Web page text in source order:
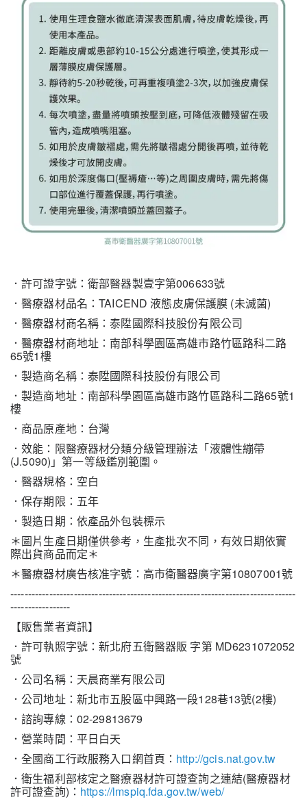
．許可證字號：衛部醫器製壹字第006633號
．醫療器材品名：TAICEND 液態皮膚保護膜 (未滅菌)
．醫療器材商名稱：泰陞國際科技股份有限公司
．醫療器材商地址：南部科學園區高雄市路竹區路科二路
65號1樓
．製造商名稱：泰陞國際科技股份有限公司
．製造商地址：南部科學園區高雄市路竹區路科二路65號1
樓
．商品原產地：台灣
．效能：限醫療器材分類分級管理辦法「液體性繃帶
(J.5090)」第一等級鑑別範圍。
．醫器規格：空白
．保存期限：五年
．製造日期：依產品外包裝標示
＊圖片生產日期僅供參考，生產批次不同，有效日期依實
際出貨商品而定＊
＊醫療器材廣告核准字號：高市衛醫器廣字第10807001號
---------------------------------------------------------------------------------
-----------------
【販售業者資訊】
．許可執照字號：新北府五衛醫器販 字第 MD6231072052
號
．公司名稱：天晨商業有限公司
．公司地址：新北市五股區中興路一段128巷13號(2樓)
．諮詢專線：02-29813679
．營業時間：平日白天
．全國商工行政服務入口網首頁： http://gcis.nat.gov.tw
．衛生福利部核定之醫療器材許可證查詢之連結(醫療器材
許可證查詢)： https://lmspiq.fda.gov.tw/web/